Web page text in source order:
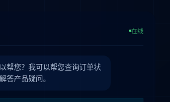
在线
帮您？我可以帮您查询订单状
答产品疑问。